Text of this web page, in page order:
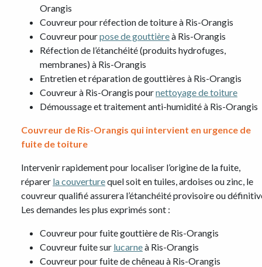
Orangis
Couvreur pour réfection de toiture à Ris-Orangis
Couvreur pourpose de gouttièreà Ris-Orangis
Réfection de l’étanchéité (produits hydrofuges,
membranes) à Ris-Orangis
Entretien et réparation de gouttières à Ris-Orangis
Couvreur à Ris-Orangis pournettoyage de toiture
Démoussage et traitement anti-humidité à Ris-Orangis
Couvreur de Ris-Orangis qui intervient en urgence de
fuite de toiture
Intervenir rapidement pour localiser l’origine de la fuite,
réparer la couverturequel soit en tuiles, ardoises ou zinc, le
couvreur qualifié assurera l’étanchéité provisoire ou
Les demandes les plus exprimés sont :
Couvreur pour fuite gouttière de Ris-Orangis
Couvreur fuite sur lucarneà Ris-Orangis
Couvreur pour fuite de chêneau à Ris-Orangis